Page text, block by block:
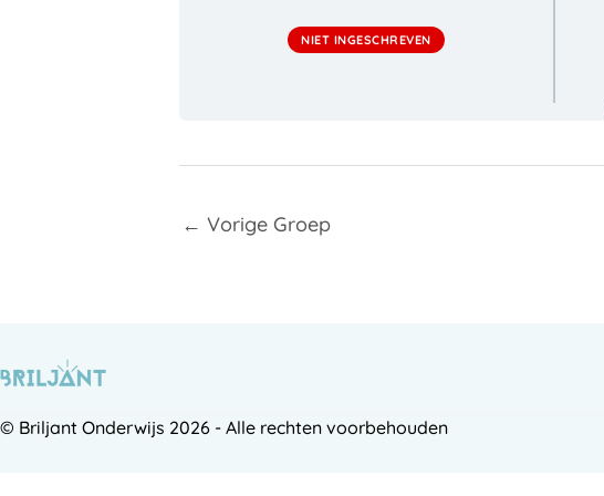
NIET INGESCHREVEN
← Vorige Groep
© Briljant Onderwijs 2026 - Alle rechten voorbehouden